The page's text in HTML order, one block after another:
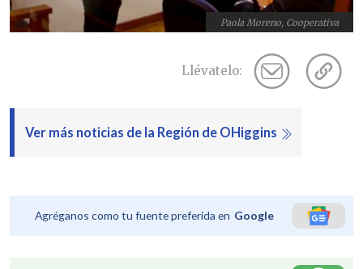
Paola Moreno, Cooperativa
Llévatelo:
Ver más noticias de la Región de OHiggins
Agréganos como tu fuente preferida en Google